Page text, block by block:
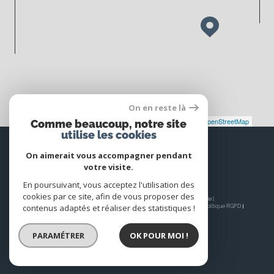
Leaflet|©JawgMaps © OpenStreetMap
Espace
PROPRIÉTAIRE
Se connecter
© 2026 | Tous droits réservés | Traduction powered by Google |
Nos honoraires
Plan du site Mentions légales Admin Nos liens
Politique RGPD
On en reste là
Comme beaucoup, notre site
utilise les cookies
On aimerait vous accompagner pendant
votre visite.
En poursuivant, vous acceptez l'utilisation des
cookies par ce site, afin de vous proposer des
contenus adaptés et réaliser des statistiques !
PARAMÉTRER OK POUR MOI !